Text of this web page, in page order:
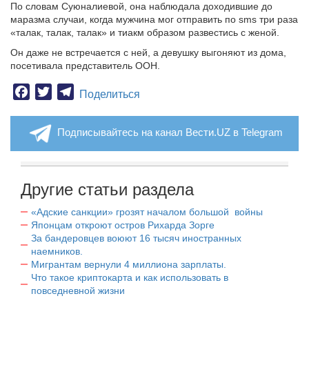
По словам Суюналиевой, она наблюдала доходившие до
маразма случаи, когда мужчина мог отправить по sms три раза
«талак, талак, талак» и тиакм образом развестись с женой.
Он даже не встречается с ней, а девушку выгоняют из дома,
посетивала представитель ООН.
Facebook
TwitterTelegram
Поделиться
Подписывайтесь на канал Вести.UZ в Telegram
Другие статьи раздела
«Адские санкции» грозят началом большой войны
Японцам откроют остров Рихарда Зорге
За бандеровцев воюют 16 тысяч иностранных
наемников.
Мигрантам вернули 4 миллиона зарплаты.
Что такое криптокарта и как использовать в
повседневной жизни